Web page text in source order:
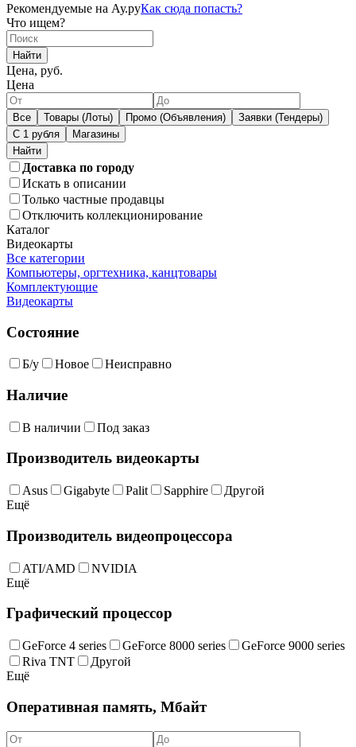
Рекомендуемые на Ау.руКак сюда попасть?
Что ищем?
Найти
Цена, руб.
Цена
Все Товары (Лоты) Промо (Объявления)
Заявки (Тендеры)
С 1 рубля
Магазины
Доставка по городу
Искать в описании
Только частные продавцы
Отключить коллекционирование
Каталог
Видеокарты
Все категории
Компьютеры, оргтехника, канцтовары
Комплектующие
Видеокарты
Состояние
Б/у Новое Неисправно
Наличие
В наличии Под заказ
Производитель видеокарты
Asus Gigabyte Palit Sapphire
Другой
Ещё
Производитель видеопроцессора
ATI/AMD
NVIDIA
Ещё
Графический процессор
GeForce 4 series GeForce 8000 series
GeForce 9000 series
Riva TNT
Другой
Ещё
Оперативная память, Мбайт